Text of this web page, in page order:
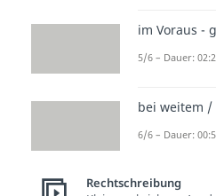
im Voraus -
5/6 – Dauer:
bei weitem /
6/6 – Dauer:
Rechtschreibung